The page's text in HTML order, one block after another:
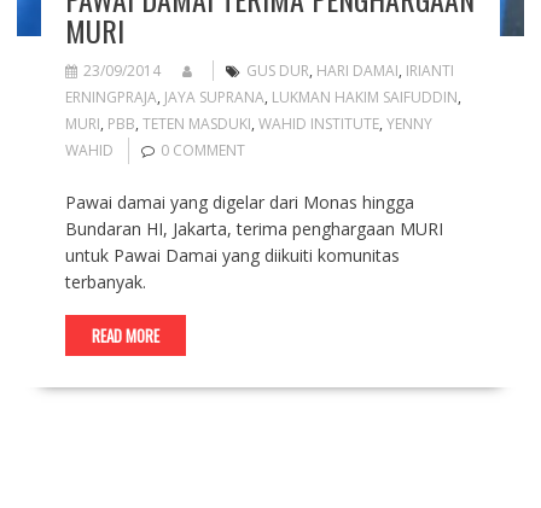
MURI
23/09/2014 GUS DUR, HARI DAMAI, IRIANTI
ERNINGPRAJA, JAYA SUPRANA, LUKMAN HAKIM SAIFUDDIN,
MURI, PBB, TETEN MASDUKI, WAHID INSTITUTE, YENNY
WAHID
0 COMMENT
Pawai damai yang digelar dari Monas hingga
Bundaran HI, Jakarta, terima penghargaan MURI
untuk Pawai Damai yang diikuiti komunitas
terbanyak.
READ MORE